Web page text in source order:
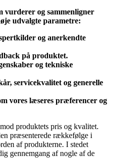
vurderer og sammenligner
udvalgte parametre:
og anerkendte
på produktet.
og tekniske
servicekvalitet og generelle
vores læseres præferencer og
produktets pris og kvalitet.
præsenterede rækkefølge i
af produkterne. I stedet
gennemgang af nogle af de